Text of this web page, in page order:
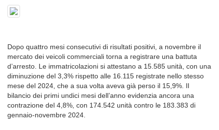
Dopo quattro mesi consecutivi di risultati positivi, a novembre il
mercato dei veicoli commerciali torna a registrare una battuta
d’arresto. Le immatricolazioni si attestano a 15.585 unità, con una
diminuzione del 3,3% rispetto alle 16.115 registrate nello stesso
mese del 2024, che a sua volta aveva già perso il 15,9%. Il
bilancio dei primi undici mesi dell’anno evidenzia ancora una
contrazione del 4,8%, con 174.542 unità contro le 183.383 di
gennaio-novembre 2024.